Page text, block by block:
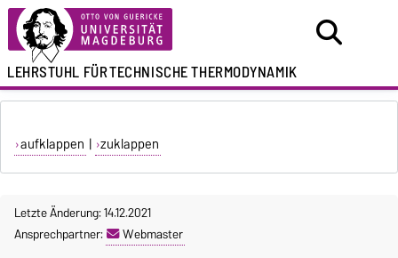
LEHRSTUHL FÜRTECHNISCHE THERMODYNAMIK
aufklappen | zuklappen
Letzte Änderung: 14.12.2021
Ansprechpartner:
Webmaster